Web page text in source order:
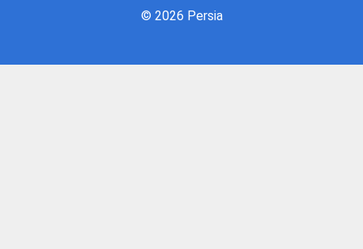
© 2026 Persia